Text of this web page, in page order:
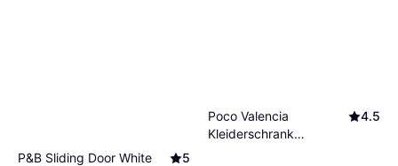
P&B Sliding Door White
5
Poco Valencia
Kleiderschrank
4.5